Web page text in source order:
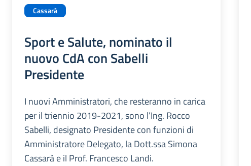
Cassarà
Sport e Salute, nominato il
nuovo CdA con Sabelli
Presidente
I nuovi Amministratori, che resteranno in carica
per il triennio 2019-2021, sono l’Ing. Rocco
Sabelli, designato Presidente con funzioni di
Amministratore Delegato, la Dott.ssa Simona
Cassarà e il Prof. Francesco Landi.